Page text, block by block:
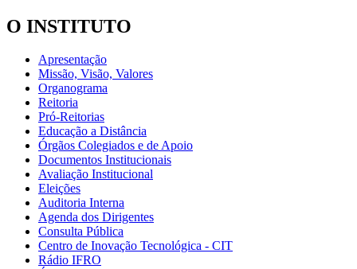
O INSTITUTO
Apresentação
Missão, Visão, Valores
Organograma
Reitoria
Pró-Reitorias
Educação a Distância
Órgãos Colegiados e de Apoio
Documentos Institucionais
Avaliação Institucional
Eleições
Auditoria Interna
Agenda dos Dirigentes
Consulta Pública
Centro de Inovação Tecnológica - CIT
Rádio IFRO